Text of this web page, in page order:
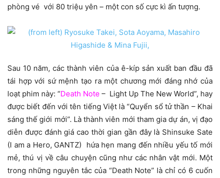
phòng vé với 80 triệu yên – một con số cực kì ấn tượng.
Sau 10 năm, các thành viên của ê-kíp sản xuất ban đầu đã
tái hợp với sứ mệnh tạo ra một chương mới đáng nhớ của
loạt phim này: “Death Note – Light Up The New World”, hay
được biết đến với tên tiếng Việt là “Quyển sổ tử thần – Khai
sáng thế giới mới”. Là thành viên mới tham gia dự án, vị đạo
diễn được đánh giá cao thời gian gần đây là Shinsuke Sate
(I am a Hero, GANTZ) hứa hẹn mang đến nhiều yếu tố mới
mẻ, thú vị về câu chuyện cũng như các nhân vật mới. Một
trong những nguyên tắc của “Death Note” là chỉ có 6 cuốn